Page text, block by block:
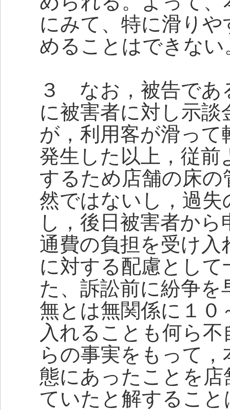
にみて、特に滑り
めることはできない
３ なお，被告であ
に被害者に対し示
が，利用客が滑っ
発生した以上，従前
するため店舗の床
然ではないし，過
し，後日被害者か
通費の負担を受け
に対する配慮とし
た、訴訟前に紛争
無とは無関係に１０
入れることも何ら
らの事実をもって
態にあったことを
ていたと解するこ